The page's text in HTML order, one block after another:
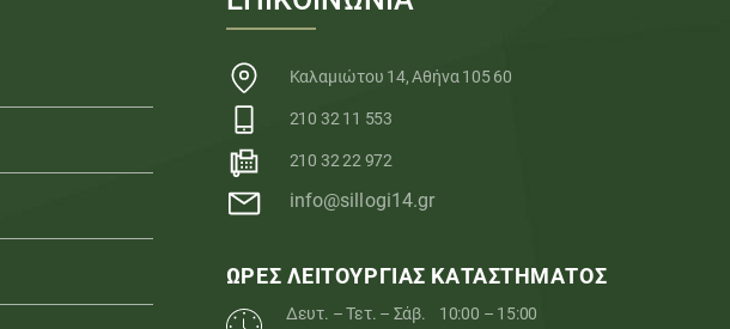
Καλαμιώτου 14, Αθήνα 105 60
210 32 11 553
210 32 22 972
info@sillogi14.gr
ΩΡΕΣ ΛΕΙΤΟΥΡΓΙΑΣ ΚΑΤΑΣΤΗΜΑΤΟΣ
Δευτ. – Τετ. – Σάβ.
10:00 – 15:00